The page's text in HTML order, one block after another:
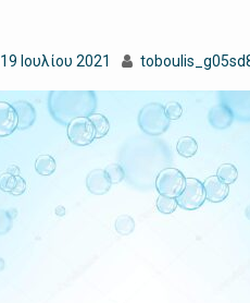
19 Ιουλίου 2021